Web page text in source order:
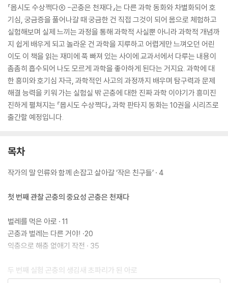
『몹시도 수상쩍다⑥ -곤충은 천재다』는 다른 과학 동화와 차별화되어 호
기심, 궁금증을 풀어나갈 때 궁금한 건 직접 그것이 되어 몸으로 체험하고
실험해보며 실제 느끼는 과정을 통해 과학적 사실뿐 아니라 과학적 개념까
지 쉽게 배우게 되고 놀라운 건 과학을 지루하고 어렵게만 느껴오던 어린
이도 이 책을 읽는 재미에 푹 빠져 있는 사이에 교과서에서 다루는 내용이
촘촘히 흡수되어 나도 모르게 과학을 좋아하게 된다는 거지요. 과학에 대
한 흥미와 호기심 자극, 과학적인 사고의 과정까지 배우며 탐구력과 문제
해결 능력을 키워 가는 실험실 밖 곤충에 대한 진짜 과학 이야기가 흥미진
진하게 펼쳐지는 『몹시도 수상쩍다』 과학 판타지 동화는 10권을 시리즈로
출간할 예정입니다.
목차
작가의 말 인류와 함께 손잡고 살아갈 ‘작은 친구들’ · 4
첫 번째 관찰 곤충의 중요성 곤충은 천재다
벌레를 먹은 아로 · 11
곤충과 벌레는 다른 거야! ·20
익충으로 해충 없애기 작전 · 35
두 번째 실험 곤충의 생김새 초파리가 된 아로